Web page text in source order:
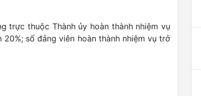
trực thuộc Thành ủy hoàn thành nhiệm vụ
số đảng viên hoàn thành nhiệm vụ trở